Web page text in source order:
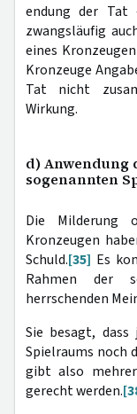
endung der Tat
zwangsläufig
eines
Kronzeuge
Tat nicht
Wirkung.
d) Anwendung
sogenannten
Die Milderung
Kronzeugen
Schuld.[35] Es
Rahmen der
herrschenden
Sie besagt,
Spielraums noch
gibt also
gerecht werden.